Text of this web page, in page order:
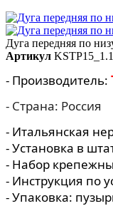
Дуга передняя по
Артикул KSTP15_1.1
- Производитель:
- Страна: Россия
- Итальянская
- Установка в
- Набор
- Инструкция по
- Упаковка: